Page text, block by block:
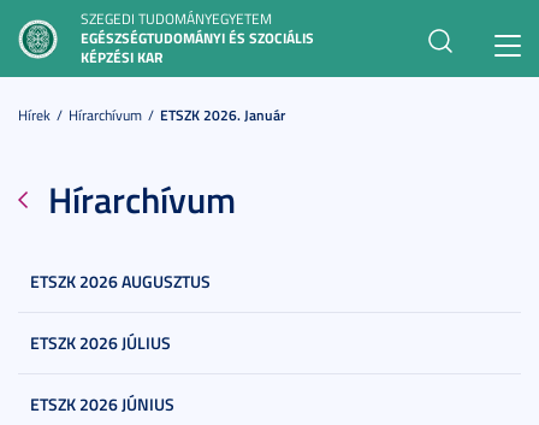
SZEGEDI TUDOMÁNYEGYETEM
EGÉSZSÉGTUDOMÁNYI ÉS SZOCIÁLIS
KÉPZÉSI KAR
Hírek Hírarchívum ETSZK 2026. Január
Hírarchívum
ETSZK 2026 AUGUSZTUS
ETSZK 2026 JÚLIUS
ETSZK 2026 JÚNIUS